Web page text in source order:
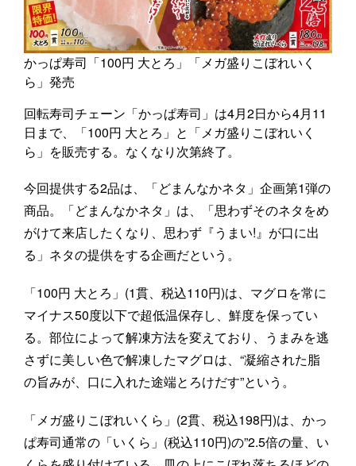
かっぱ寿司「100円 大とろ」「メガ盛りこぼれいく
ら」発売
回転寿司チェーン「かっぱ寿司」は4月2日から4月11
日まで、「100円 大とろ」と「メガ盛りこぼれいく
ら」を販売する。なくなり次第終了。
今回提供する2品は、「どまんなかネタ」企画第1弾の
商品。「どまんなかネタ」は、「思わずそのネタをめ
がけて来店したくなり、思わず『うまい!』が口に出
る」ネタの提供をする企画だという。
「100円 大とろ」(1貫、税込110円)は、マグロを常に
マイナス50度以下で超低温保存し、鮮度を保ってい
る。部位によって解凍方法を変えており、うまみを逃
さずに美しい色で解凍したマグロは、“凝縮された脂
の旨みが、口に入れた途端とろけだす”という。
「メガ盛りこぼれいくら」(2貫、税込198円)は、かっ
ぱ寿司通常の「いくら」(税込110円)の”2.5倍の量、い